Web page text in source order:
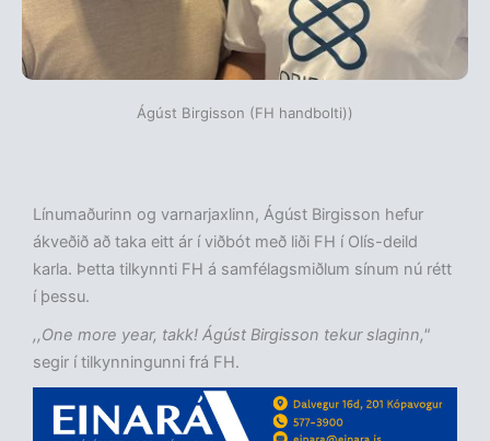
Ágúst Birgisson (FH handbolti))
Línumaðurinn og varnarjaxlinn, Ágúst Birgisson hefur
ákveðið að taka eitt ár í viðbót með liði FH í Olís-deild
karla. Þetta tilkynnti FH á samfélagsmiðlum sínum nú rétt
í þessu.
,,One more year, takk! Ágúst Birgisson tekur slaginn,"
segir í tilkynningunni frá FH.